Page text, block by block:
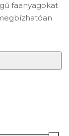
faanyagokat